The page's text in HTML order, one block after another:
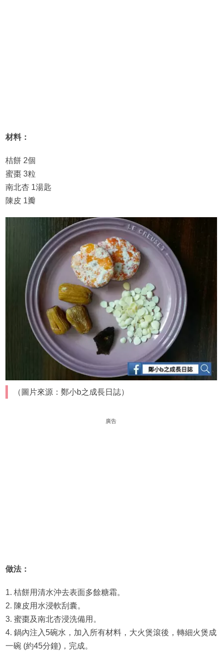
材料：
桔餅 2個
蜜棗 3粒
南北杏 1湯匙
陳皮 1瓣
（圖片來源：鄭小b之成長日誌）
廣告
做法：
1. 桔餅用清水沖去表面多餘糖霜。
2. 陳皮用水浸軟刮囊。
3. 蜜棗及南北杏浸洗備用。
4. 鍋內注入5碗水，加入所有材料，大火煲滾後，轉細火煲成
一碗 (約45分鐘)，完成。